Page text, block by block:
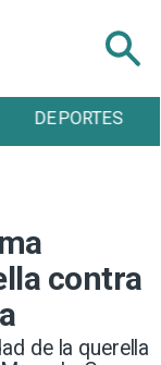
CULTURA
contra
de la querella